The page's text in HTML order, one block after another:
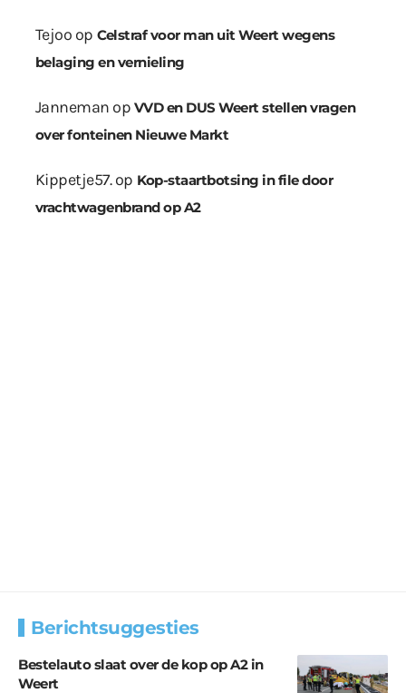
Tejoo op Celstraf voor man uit Weert wegens
belaging en vernieling
Janneman op VVD en DUS Weert stellen vragen
over fonteinen Nieuwe Markt
Kippetje57.op Kop-staartbotsing in file door
vrachtwagenbrand op A2
Berichtsuggesties
Bestelauto slaat over de kop op A2 in
Weert